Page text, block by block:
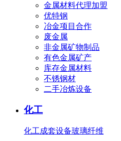
金属材料代理加盟
优特钢
冶金项目合作
废金属
非金属矿物制品
有色金属矿产
库存金属材料
不锈钢材
二手冶炼设备
化工
化工成套设备玻璃纤维